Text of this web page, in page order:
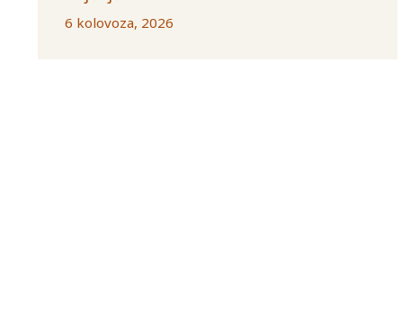
6 kolovoza, 2026